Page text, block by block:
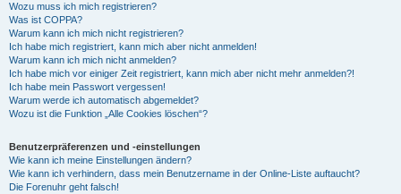
Wozu muss ich mich registrieren?
Was ist COPPA?
Warum kann ich mich nicht registrieren?
Ich habe mich registriert, kann mich aber nicht anmelden!
Warum kann ich mich nicht anmelden?
Ich habe mich vor einiger Zeit registriert, kann mich aber nicht mehr anmelden?!
Ich habe mein Passwort vergessen!
Warum werde ich automatisch abgemeldet?
Wozu ist die Funktion „Alle Cookies löschen“?
Benutzerpräferenzen und -einstellungen
Wie kann ich meine Einstellungen ändern?
Wie kann ich verhindern, dass mein Benutzername in der Online-Liste auftaucht?
Die Forenuhr geht falsch!